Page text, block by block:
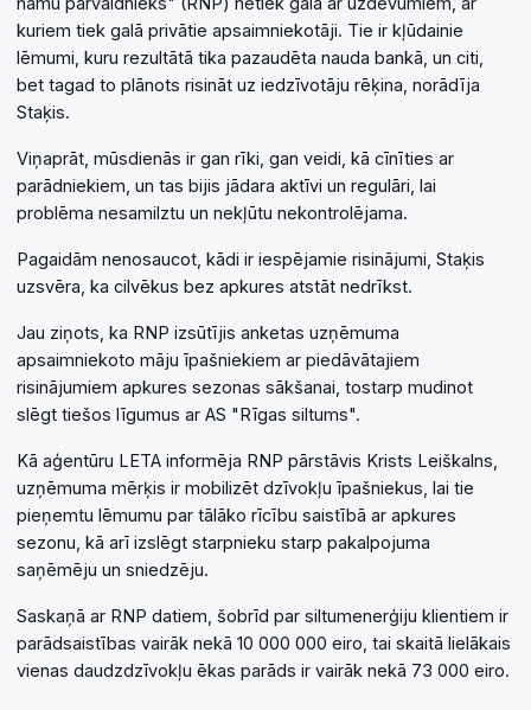
kuriem tiek galā privātie apsaimniekotāji. Tie ir kļūdainie
lēmumi, kuru rezultātā tika pazaudēta nauda bankā, un citi,
bet tagad to plānots risināt uz iedzīvotāju rēķina, norādīja
Staķis.
Viņaprāt, mūsdienās ir gan rīki, gan veidi, kā cīnīties ar
parādniekiem, un tas bijis jādara aktīvi un regulāri, lai
problēma nesamilztu un nekļūtu nekontrolējama.
Pagaidām nenosaucot, kādi ir iespējamie risinājumi, Staķis
uzsvēra, ka cilvēkus bez apkures atstāt nedrīkst.
Jau ziņots, ka RNP izsūtījis anketas uzņēmuma
apsaimniekoto māju īpašniekiem ar piedāvātajiem
risinājumiem apkures sezonas sākšanai, tostarp mudinot
slēgt tiešos līgumus ar AS "Rīgas siltums".
Kā aģentūru LETA informēja RNP pārstāvis Krists Leiškalns,
uzņēmuma mērķis ir mobilizēt dzīvokļu īpašniekus, lai tie
pieņemtu lēmumu par tālāko rīcību saistībā ar apkures
sezonu, kā arī izslēgt starpnieku starp pakalpojuma
saņēmēju un sniedzēju.
Saskaņā ar RNP datiem, šobrīd par siltumenerģiju klientiem ir
parādsaistības vairāk nekā 10 000 000 eiro, tai skaitā lielākais
vienas daudzdzīvokļu ēkas parāds ir vairāk nekā 73 000 eiro.